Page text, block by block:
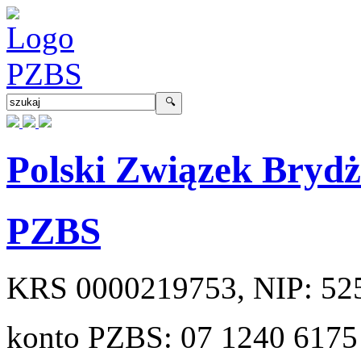
Polski Związek
PZBS
KRS 0000219753, NIP:
konto PZBS: 07 1240